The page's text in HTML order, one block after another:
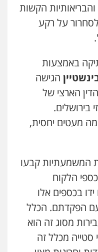
הקשות
על רקע
באמצעות
הגישה
הארצי של
מעטים יחסית,
המשמעתיות קבעו
הלקוח
בכספים אלו
הפקדתם. הכלל
מסוג זה הוא
מכלל זה
חמורה מעצרים